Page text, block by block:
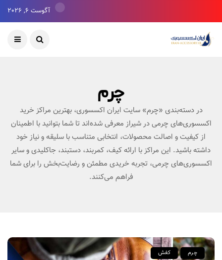
آگوست 6, 2026
چرم
در دسته‌بندی «چرم» سایت ایران اکسسوری، بهترین مراکز خرید
اکسسوری‌های چرمی در شیراز معرفی شده‌اند تا شما بتوانید با اطمینان
از کیفیت و اصالت محصولات، انتخابی متناسب با سلیقه و نیاز خود
داشته باشید. این مراکز با ارائه کیف، کمربند، دستبند، جاکلیدی و سایر
اکسسوری‌های چرمی، تجربه خریدی مطمئن و رضایت‌بخش را برای شما
فراهم می‌کنند.
چرم کفش